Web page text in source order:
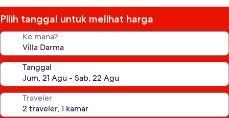
Pilih tanggal untuk melihat harga
Ke mana?
Tanggal
Traveler